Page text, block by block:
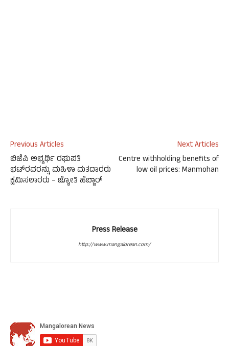
Previous Articles
ಬಿಜೆಪಿ ಅಭ್ಯರ್ಥಿ ರಘುಪತಿ
ಭಟ್‍ರವರನ್ನು ಮಹಿಳಾ ಮತದಾರರು
ಕ್ಷಮಿಸಲಾರರು – ಜ್ಯೋತಿ ಹೆಬ್ಬಾರ್
Next Articles
Centre withholding benefits of
low oil prices: Manmohan
Press Release
http://www.mangalorean.com/